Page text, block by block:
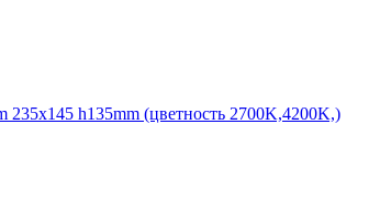
h135mm (цветность 2700K,4200K,)